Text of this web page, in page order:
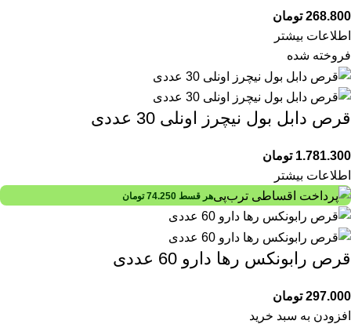
268.800 تومان
اطلاعات بیشتر
فروخته شده
قرص دابل بول نیچرز اونلی 30 عددی
1.781.300 تومان
اطلاعات بیشتر
هر قسط 74.250 تومان
قرص رابونکس رها دارو 60 عددی
297.000 تومان
افزودن به سبد خرید